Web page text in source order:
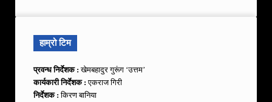
हाम्रो टिम
प्रवन्ध निर्देशक :खेमबहादुर गुरूंग ‘उत्तम’
कार्यकारी निर्देशक :एकराज गिरी
निर्देशक :किरण बानिया